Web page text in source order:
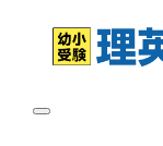
toggle